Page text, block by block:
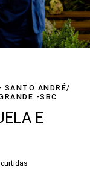
SANTO ANDRÉ/
-SBC
E